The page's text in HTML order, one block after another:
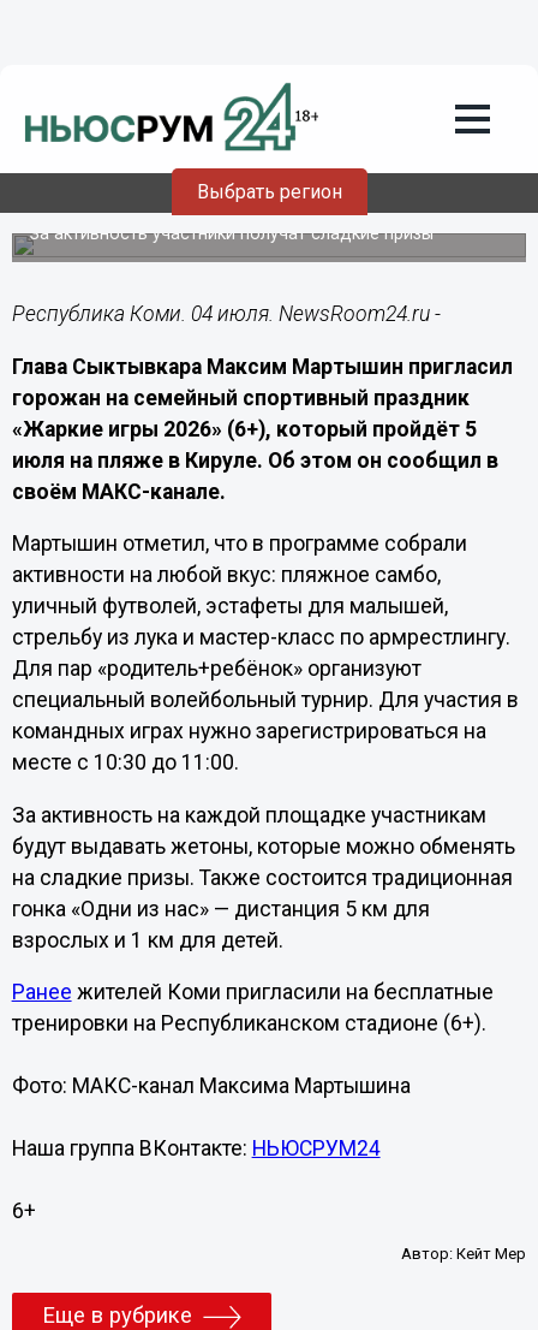
Выбрать регион
04.07.202614:00
Семейный праздник спорта «Жаркие
игры 2026» пройдет в Коми 5 июля
За активность участники получат сладкие призы
Республика Коми. 04 июля. NewsRoom24.ru -
Глава Сыктывкара Максим Мартышин пригласил
горожан на семейный спортивный праздник
«Жаркие игры 2026» (6+), который пройдёт 5
июля на пляже в Кируле. Об этом он сообщил в
своём МАКС-канале.
Мартышин отметил, что в программе собрали
активности на любой вкус: пляжное самбо,
уличный футволей, эстафеты для малышей,
стрельбу из лука и мастер-класс по армрестлингу.
Для пар «родитель+ребёнок» организуют
специальный волейбольный турнир. Для участия в
командных играх нужно зарегистрироваться на
месте с 10:30 до 11:00.
За активность на каждой площадке участникам
будут выдавать жетоны, которые можно обменять
на сладкие призы. Также состоится традиционная
гонка «Одни из нас» — дистанция 5 км для
взрослых и 1 км для детей.
Ранее жителей Коми пригласили на бесплатные
тренировки на Республиканском стадионе (6+).
Фото: МАКС-канал Максима Мартышина
Наша группа ВКонтакте: НЬЮСРУМ24
6+
Автор:Кейт Мер
Еще в рубрике